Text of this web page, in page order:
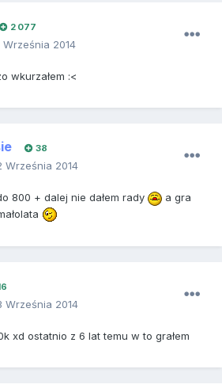
2 077
Września 2014
wkurzałem :<
38
Września 2014
800 + dalej nie dałem rady
a gra
Września 2014
xd ostatnio z 6 lat temu w to grałem